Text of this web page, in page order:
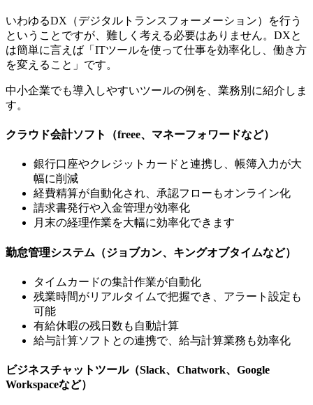
いわゆるDX（デジタルトランスフォーメーション）を行う
ということですが、難しく考える必要はありません。DXと
は簡単に言えば「ITツールを使って仕事を効率化し、働き方
を変えること」です。
中小企業でも導入しやすいツールの例を、業務別に紹介しま
す。
クラウド会計ソフト（freee、マネーフォワードなど）
銀行口座やクレジットカードと連携し、帳簿入力が大
幅に削減
経費精算が自動化され、承認フローもオンライン化
請求書発行や入金管理が効率化
月末の経理作業を大幅に効率化できます
勤怠管理システム（ジョブカン、キングオブタイムなど）
タイムカードの集計作業が自動化
残業時間がリアルタイムで把握でき、アラート設定も
可能
有給休暇の残日数も自動計算
給与計算ソフトとの連携で、給与計算業務も効率化
ビジネスチャットツール（Slack、Chatwork、Google
Workspaceなど）